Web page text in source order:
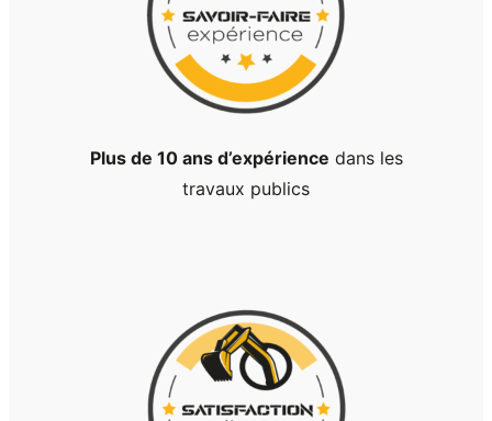
Plus de 10 ans d’expérience dans les
travaux publics